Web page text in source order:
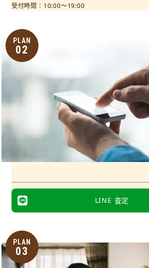
受付時間：10:00～19:00
PLAN
02
LINE 査定
PLAN
03